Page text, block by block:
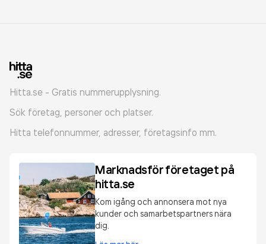
Hitta.se - Gratis nummerupplysning.
Sök företag, personer och platser.
Hitta telefonnummer, adresser, företagsinfo mm.
Marknadsför företaget på
hitta.se
Kom igång och annonsera mot nya
kunder och samarbetspartners nära
dig.